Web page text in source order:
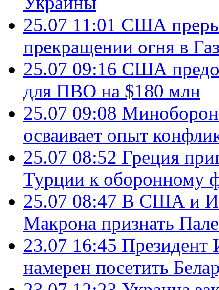
25.07 11:01 США
прекращении огня в
25.07 09:16 США
для ПВО на $180 млн
25.07 09:08
осваивает опыт
25.07 08:52 Греция
Турции к оборонному
25.07 08:47 В США и
Макрона признать
23.07 16:45 Президент
намерен посетить